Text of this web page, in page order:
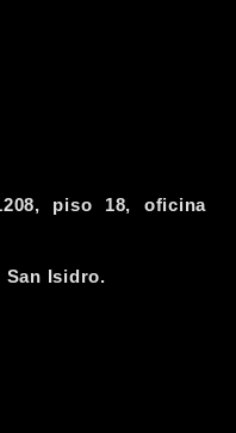
piso 18, oficina
San Isidro.